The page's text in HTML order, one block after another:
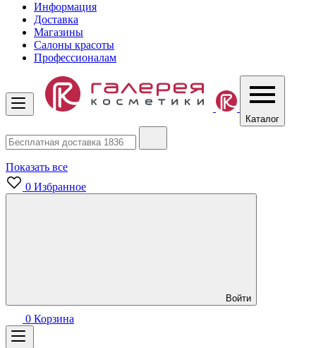
Информация
Доставка
Магазины
Салоны красоты
Профессионалам
Каталог
Показать все
0 Избранное
Войти
0 Корзина